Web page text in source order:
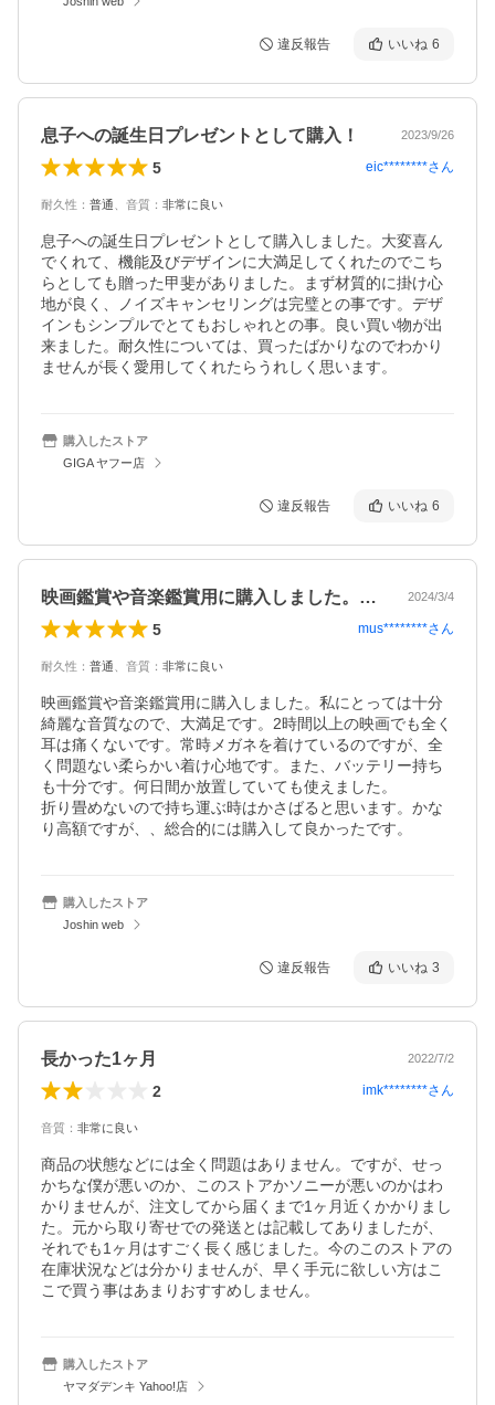
違反報告 いいね 6
息子への誕生日プレゼントとして購入！ 2023/9/26
5 eic********さん
耐久性 ： 普通 音質 ： 非常に良い
息子への誕生日プレゼントとして購入しました。大変喜ん
でくれて、機能及びデザインに大満足してくれたのでこち
らとしても贈った甲斐がありました。まず材質的に掛け心
地が良く、ノイズキャンセリングは完璧との事です。デザ
インもシンプルでとてもおしゃれとの事。良い買い物が出
来ました。耐久性については、買ったばかりなのでわかり
ませんが長く愛用してくれたらうれしく思います。
購入したストア
GIGA ヤフー店
違反報告 いいね 6
映画鑑賞や音楽鑑賞用に購入しました。私… 2024/3/4
5 mus********さん
耐久性 ： 普通 音質 ： 非常に良い
映画鑑賞や音楽鑑賞用に購入しました。私にとっては十分
綺麗な音質なので、大満足です。2時間以上の映画でも全く
耳は痛くないです。常時メガネを着けているのですが、全
く問題ない柔らかい着け心地です。また、バッテリー持ち
も十分です。何日間か放置していても使えました。
折り畳めないので持ち運ぶ時はかさばると思います。かな
り高額ですが、、総合的には購入して良かったです。
購入したストア
Joshin web
違反報告 いいね 3
長かった1ヶ月 2022/7/2
2 imk********さん
音質 ： 非常に良い
商品の状態などには全く問題はありません。ですが、せっ
かちな僕が悪いのか、このストアかソニーが悪いのかはわ
かりませんが、注文してから届くまで1ヶ月近くかかりまし
た。元から取り寄せでの発送とは記載してありましたが、
それでも1ヶ月はすごく長く感じました。今のこのストアの
在庫状況などは分かりませんが、早く手元に欲しい方はこ
こで買う事はあまりおすすめしません。
購入したストア
ヤマダデンキ Yahoo!店